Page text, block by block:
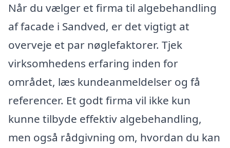
Når du vælger et firma til algebehandling
af facade i Sandved, er det vigtigt at
overveje et par nøglefaktorer. Tjek
virksomhedens erfaring inden for
området, læs kundeanmeldelser og få
referencer. Et godt firma vil ikke kun
kunne tilbyde effektiv algebehandling,
men også rådgivning om, hvordan du kan